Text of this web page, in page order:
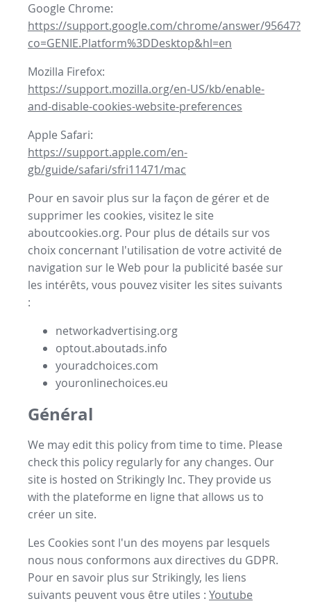
Google Chrome:
https://support.google.com/chrome/answer/95647?
co=GENIE.Platform%3DDesktop&hl=en
Mozilla Firefox:
https://support.mozilla.org/en-US/kb/enable-
and-disable-cookies-website-preferences
Apple Safari:
https://support.apple.com/en-
gb/guide/safari/sfri11471/mac
Pour en savoir plus sur la façon de gérer et de
supprimer les cookies, visitez le site
aboutcookies.org. Pour plus de détails sur vos
choix concernant l'utilisation de votre activité de
navigation sur le Web pour la publicité basée sur
les intérêts, vous pouvez visiter les sites suivants
:
networkadvertising.org
optout.aboutads.info
youradchoices.com
youronlinechoices.eu
Général
We may edit this policy from time to time. Please
check this policy regularly for any changes. Our
site is hosted on Strikingly Inc. They provide us
with the plateforme en ligne that allows us to
créer un site.
Les Cookies sont l'un des moyens par lesquels
nous nous conformons aux directives du GDPR.
Pour en savoir plus sur Strikingly, les liens
suivants peuvent vous être utiles : Youtube